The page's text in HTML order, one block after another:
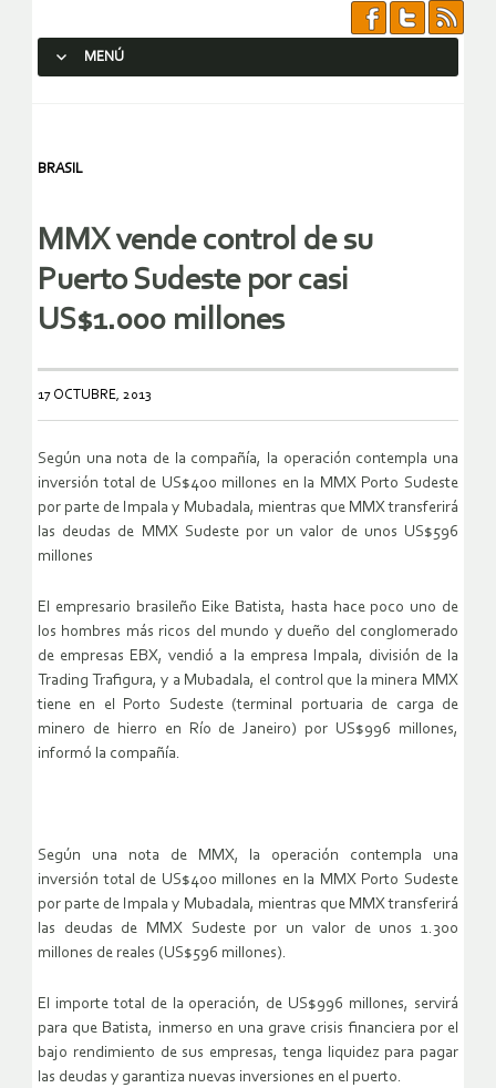
MENÚ
BRASIL
MMX vende control de su
Puerto Sudeste por casi
US$1.000 millones
17 OCTUBRE, 2013
Según una nota de la compañía, la operación contempla una
inversión total de US$400 millones en la MMX Porto Sudeste
por parte de Impala y Mubadala, mientras que MMX transferirá
las deudas de MMX Sudeste por un valor de unos US$596
millones
El empresario brasileño Eike Batista, hasta hace poco uno de
los hombres más ricos del mundo y dueño del conglomerado
de empresas EBX, vendió a la empresa Impala, división de la
Trading Trafigura, y a Mubadala, el control que la minera MMX
tiene en el Porto Sudeste (terminal portuaria de carga de
minero de hierro en Río de Janeiro) por US$996 millones,
informó la compañía.
Según una nota de MMX, la operación contempla una
inversión total de US$400 millones en la MMX Porto Sudeste
por parte de Impala y Mubadala, mientras que MMX transferirá
las deudas de MMX Sudeste por un valor de unos 1.300
millones de reales (US$596 millones).
El importe total de la operación, de US$996 millones, servirá
para que Batista, inmerso en una grave crisis financiera por el
bajo rendimiento de sus empresas, tenga liquidez para pagar
las deudas y garantiza nuevas inversiones en el puerto.